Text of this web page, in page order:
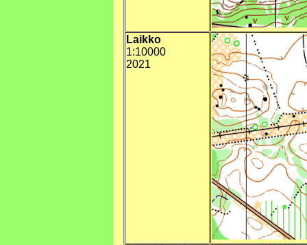
Laikko
1:10000
2021